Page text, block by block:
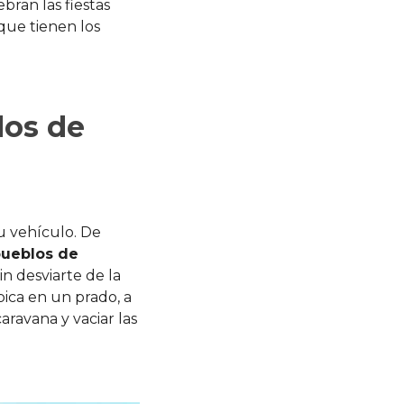
las fiestas
tienen los
de
vehículo. De
de
desviarte de la
en un prado, a
y vaciar las